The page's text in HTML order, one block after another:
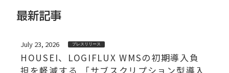
最新記事
July 23, 2026 プレスリリース
HOUSEI、LOGIFLUX WMSの初期導入負
担を軽減する 「サブスクリプション型導入